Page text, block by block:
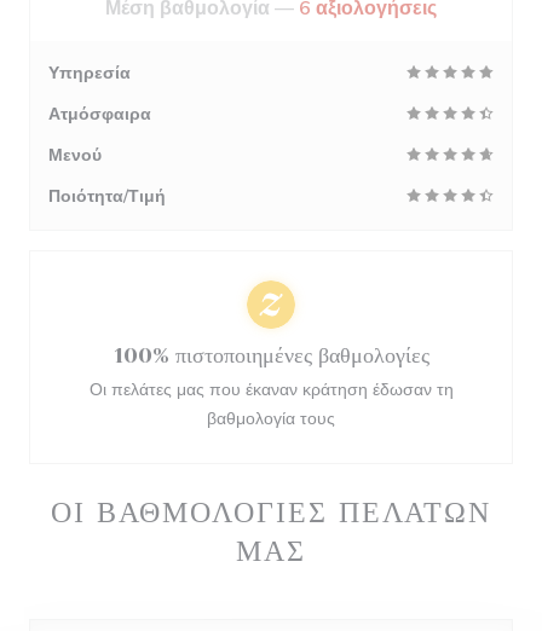
ΟΙ ΒΑΘΜΟΛΟΓΊΕΣ ΠΕΛΑΤΏΝ
ΜΑΣ
Μέση βαθμολογία — 6 αξιολογήσεις
Υπηρεσία
Ατμόσφαιρα
Μενού
Ποιότητα/Τιμή
100% πιστοποιημένες βαθμολογίες
Οι πελάτες μας που έκαναν κράτηση έδωσαν τη
βαθμολογία τους